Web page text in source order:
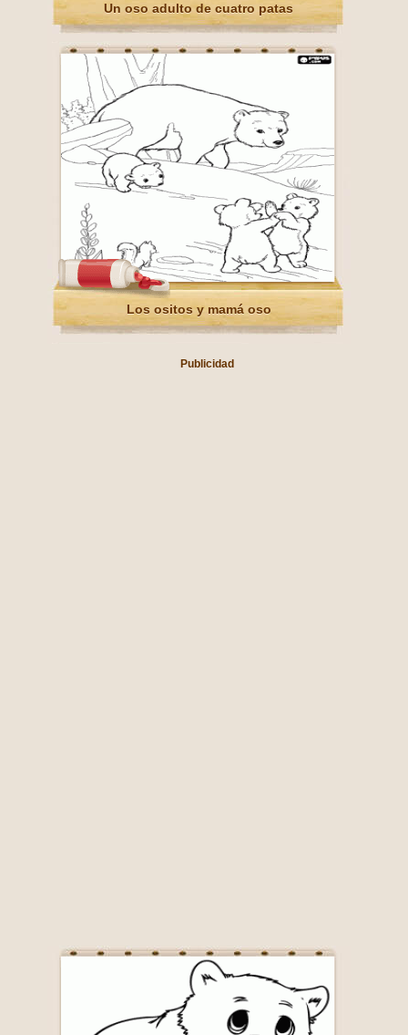
Un oso adulto de cuatro patas
Los ositos y mamá oso
Publicidad